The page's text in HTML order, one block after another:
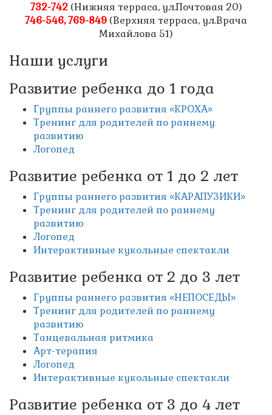
732-742(Нижняя терраса, ул.Почтовая 20)
746-546, 769-849 (Верхняя терраса, ул.Врача
Михайлова 51)
Наши услуги
Развитие ребенка до 1 года
Группы раннего развития «КРОХА»
Тренинг для родителей по раннему
развитию
Логопед
Развитие ребенка от 1 до 2 лет
Группы раннего развития «КАРАПУЗИКИ»
Тренинг для родителей по раннему
развитию
Логопед
Интерактивные кукольные спектакли
Развитие ребенка от 2 до 3 лет
Группы раннего развития «НЕПОСЕДЫ»
Тренинг для родителей по раннему
развитию
Танцевальная ритмика
Арт-терапия
Логопед
Интерактивные кукольные спектакли
Развитие ребенка от 3 до 4 лет